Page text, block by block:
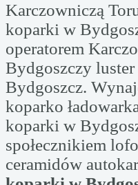
Karczowniczą
koparki w
operatorem
Bydgoszczy
Bydgoszcz.
koparko
koparki w
społecznikiem
ceramidów